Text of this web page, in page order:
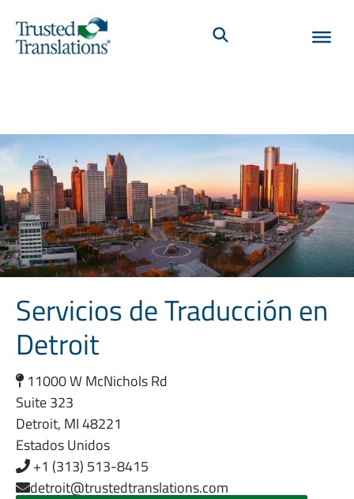
Servicios de Traducción en
Detroit
11000 W McNichols Rd
Suite 323
Detroit, MI 48221
Estados Unidos
+1 (313) 513-8415
detroit@trustedtranslations.com